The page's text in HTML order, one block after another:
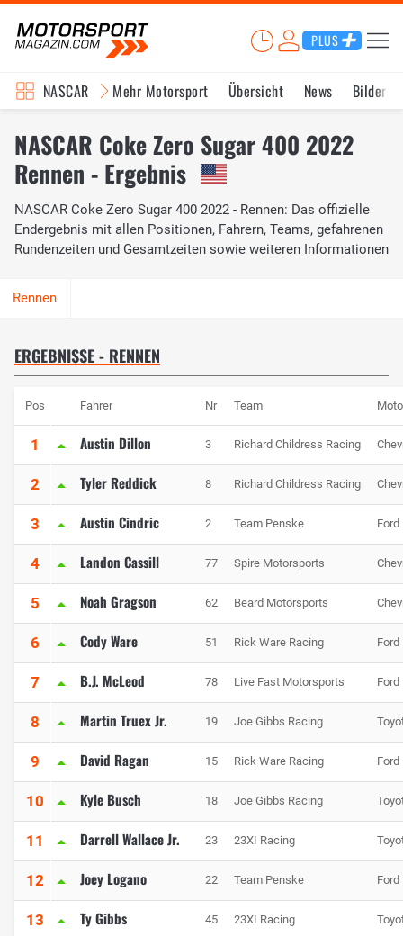
PLUS
NASCAR Mehr Motorsport Übersicht News Bilder
NASCAR Coke Zero Sugar 400 2022
Rennen - Ergebnis
NASCAR Coke Zero Sugar 400 2022 - Rennen: Das offizielle
Endergebnis mit allen Positionen, Fahrern, Teams, gefahrenen
Rundenzeiten und Gesamtzeiten sowie weiteren Informationen
ERGEBNISSE - RENNEN
Pos Fahrer Nr Team
1 Austin Dillon 3 Richard Childress Racing
2 Tyler Reddick 8 Richard Childress Racing
3 Austin Cindric 2 Team Penske Ford
4 Landon Cassill 77 Spire Motorsports
5 Noah Gragson 62 Beard Motorsports
6 Cody Ware 51 Rick Ware Racing Ford
7 B.J. McLeod 78 Live Fast Motorsports Ford
8 Martin Truex Jr. 19 Joe Gibbs Racing
9 David Ragan 15 Rick Ware Racing Ford
10 Kyle Busch 18 Joe Gibbs Racing
11 Darrell Wallace Jr. 23 23XI Racing
12 Joey Logano 22 Team Penske Ford
13 Ty Gibbs 45 23XI Racing